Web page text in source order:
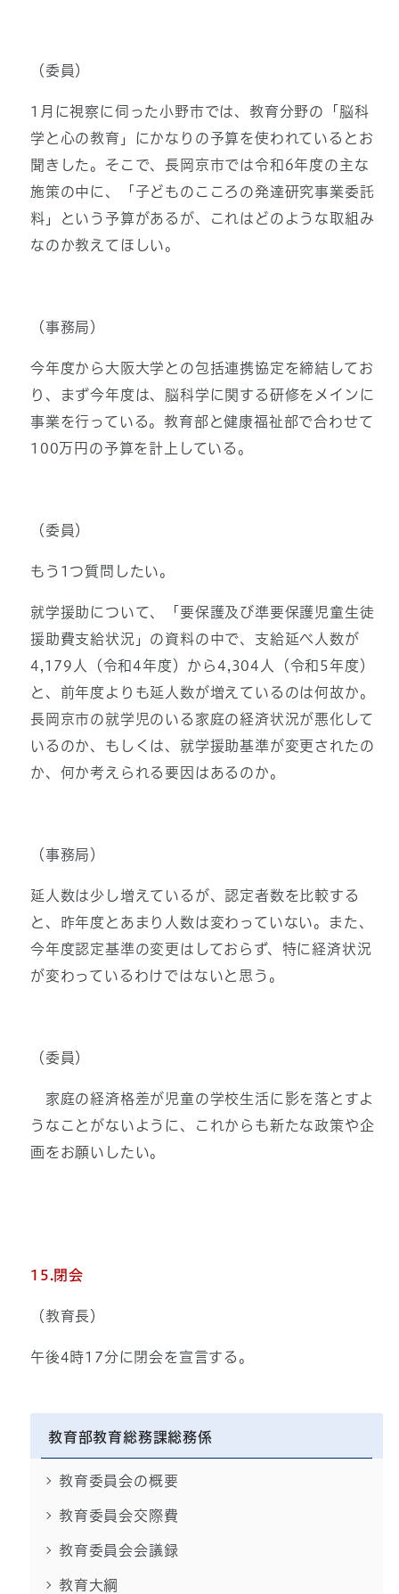
（委員）
1月に視察に伺った小野市では、教育分野の「脳科
学と心の教育」にかなりの予算を使われているとお
聞きした。そこで、長岡京市では令和6年度の主な
施策の中に、「子どものこころの発達研究事業委託
料」という予算があるが、これはどのような取組み
なのか教えてほしい。
（事務局）
今年度から大阪大学との包括連携協定を締結してお
り、まず今年度は、脳科学に関する研修をメインに
事業を行っている。教育部と健康福祉部で合わせて
100万円の予算を計上している。
（委員）
もう1つ質問したい。
就学援助について、「要保護及び準要保護児童生徒
援助費支給状況」の資料の中で、支給延べ人数が
4,179人（令和4年度）から4,304人（令和5年度）
と、前年度よりも延人数が増えているのは何故か。
長岡京市の就学児のいる家庭の経済状況が悪化して
いるのか、もしくは、就学援助基準が変更されたの
か、何か考えられる要因はあるのか。
（事務局）
延人数は少し増えているが、認定者数を比較する
と、昨年度とあまり人数は変わっていない。また、
今年度認定基準の変更はしておらず、特に経済状況
が変わっているわけではないと思う。
（委員）
家庭の経済格差が児童の学校生活に影を落とすよ
うなことがないように、これからも新たな政策や企
画をお願いしたい。
15.閉会
（教育長）
午後4時17分に閉会を宣言する。
教育部教育総務課総務係
教育委員会の概要
教育委員会交際費
教育委員会会議録
教育大綱